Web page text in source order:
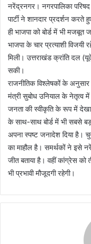
नरेंद्रनगर। नगरपालिका
पार्टी ने शानदार प्रदर्शन
ही भाजपा को बोर्ड में भी
भाजपा के चार प्रत्याशी
मिली। उत्तराखंड क्रांति दल
सकी।
राजनीतिक विश्लेषकों के अनुसार
मंत्री सुबोध उनियाल के नेतृत्व
जनता की स्वीकृति के रूप में
के साथ-साथ बोर्ड में भी सबसे
अपना स्पष्ट जनादेश दिया है।
का माहौल है। समर्थकों ने इसे
जीत बताया है। वहीं कांग्रेस को
भी प्रभावी मौजूदगी रहेगी।